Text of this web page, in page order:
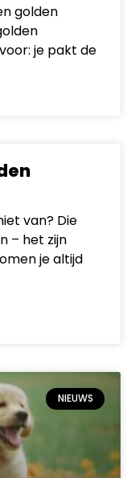
golden
je pakt de
van? Die
– het zijn
je altijd
NIEUWS